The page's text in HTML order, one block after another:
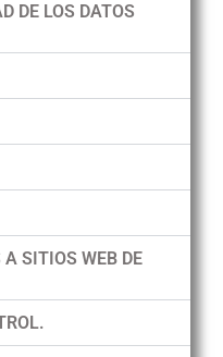
DE LOS DATOS
SITIOS WEB DE